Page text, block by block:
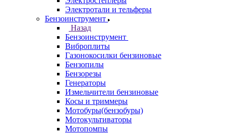
Электротали и тельферы
Бензоинструмент
Назад
Бензоинструмент
Виброплиты
Газонокосилки бензиновые
Бензопилы
Бензорезы
Генераторы
Измельчители бензиновые
Косы и триммеры
Мотобуры(бензобуры)
Мотокультиваторы
Мотопомпы